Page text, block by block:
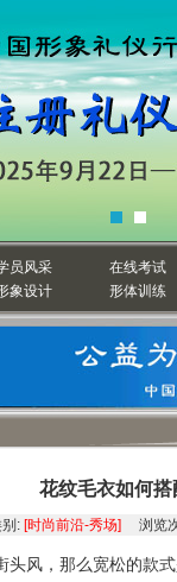
员风采 在线考试
象设计 形体训练
花纹毛衣如何
: [时尚前沿-秀场] 浏览
风，那么宽松的款式